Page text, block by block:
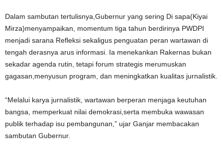
Dalam sambutan tertulisnya,Gubernur yang sering Di sapa(Kiyai
Mirza)menyampaikan, momentum tiga tahun berdirinya PWDPI
menjadi sarana Refleksi sekaligus penguatan peran wartawan di
tengah derasnya arus informasi. Ia menekankan Rakernas bukan
sekadar agenda rutin, tetapi forum strategis merumuskan
gagasan,menyusun program, dan meningkatkan kualitas jurnalistik.
“Melalui karya jurnalistik, wartawan berperan menjaga keutuhan
bangsa, memperkuat nilai demokrasi,serta membuka wawasan
publik terhadap isu pembangunan,” ujar Ganjar membacakan
sambutan Gubernur.